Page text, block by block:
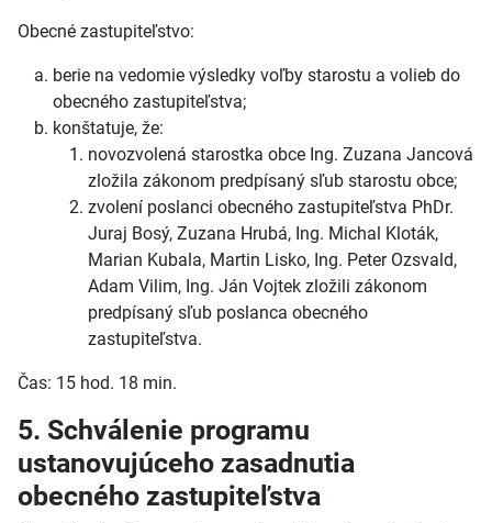
Obecné zastupiteľstvo:
berie na vedomie výsledky voľby starostu a volieb do
obecného zastupiteľstva;
konštatuje, že:
novozvolená starostka obce Ing. Zuzana Jancová
zložila zákonom predpísaný sľub starostu obce;
zvolení poslanci obecného zastupiteľstva PhDr.
Juraj Bosý, Zuzana Hrubá, Ing. Michal Kloták,
Marian Kubala, Martin Lisko, Ing. Peter Ozsvald,
Adam Vilim, Ing. Ján Vojtek zložili zákonom
predpísaný sľub poslanca obecného
zastupiteľstva.
Čas: 15 hod. 18 min.
5. Schválenie programu
ustanovujúceho zasadnutia
obecného zastupiteľstva